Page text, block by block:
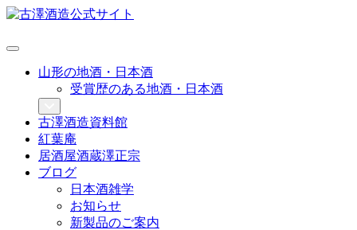
山形の地酒・日本酒
受賞歴のある地酒・日本酒
古澤酒造資料館
紅葉庵
居酒屋酒蔵澤正宗
ブログ
日本酒雑学
お知らせ
新製品のご案内